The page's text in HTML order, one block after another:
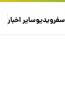
ویدیوسایراخبار